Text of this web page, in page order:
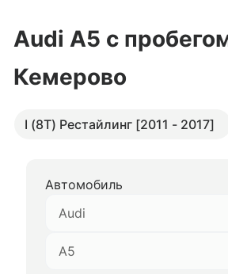
Audi A5 с
Кемерово
I (8T) Рестайлинг [2011 - 2017]
Автомобиль
Audi
A5